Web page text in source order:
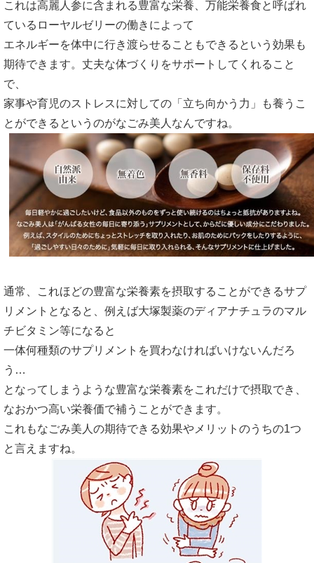
これは高麗人参に含まれる豊富な栄養、万能栄養食と呼ばれ
ているローヤルゼリーの働きによって
エネルギーを体中に行き渡らせることもできるという効果も
期待できます。丈夫な体づくりをサポートしてくれること
で、
家事や育児のストレスに対しての「立ち向かう力」も養うこ
とができるというのがなごみ美人なんですね。
通常、これほどの豊富な栄養素を摂取することができるサプ
リメントとなると、例えば大塚製薬のディアナチュラのマル
チビタミン等になると
一体何種類のサプリメントを買わなければいけないんだろ
う…
となってしまうような豊富な栄養素をこれだけで摂取でき、
なおかつ高い栄養価で補うことができます。
これもなごみ美人の期待できる効果やメリットのうちの1つ
と言えますね。